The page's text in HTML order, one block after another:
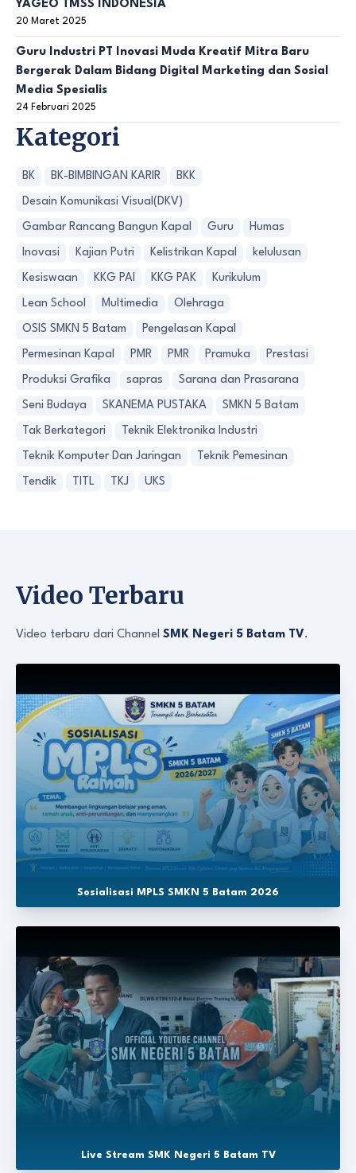
YAGEO TMSS INDONESIA
20 Maret 2025
Guru Industri PT Inovasi Muda Kreatif Mitra Baru
Bergerak Dalam Bidang Digital Marketing dan Sosial
Media Spesialis
24 Februari 2025
Kategori
BK BK-BIMBINGAN KARIR BKK
Desain Komunikasi Visual(DKV)
Gambar Rancang Bangun Kapal Guru Humas
Inovasi Kajian Putri Kelistrikan Kapal kelulusan
Kesiswaan KKG PAI KKG PAK Kurikulum
Lean School Multimedia Olehraga
OSIS SMKN 5 Batam Pengelasan Kapal
Permesinan Kapal PMR PMR Pramuka Prestasi
Produksi Grafika sapras Sarana dan Prasarana
Seni Budaya SKANEMA PUSTAKA SMKN 5 Batam
Tak Berkategori Teknik Elektronika Industri
Teknik Komputer Dan Jaringan Teknik Pemesinan
Tendik TITL TKJ UKS
Video Terbaru
Video terbaru dari Channel SMK Negeri 5 Batam TV.
Sosialisasi MPLS SMKN 5 Batam 2026
Live Stream SMK Negeri 5 Batam TV